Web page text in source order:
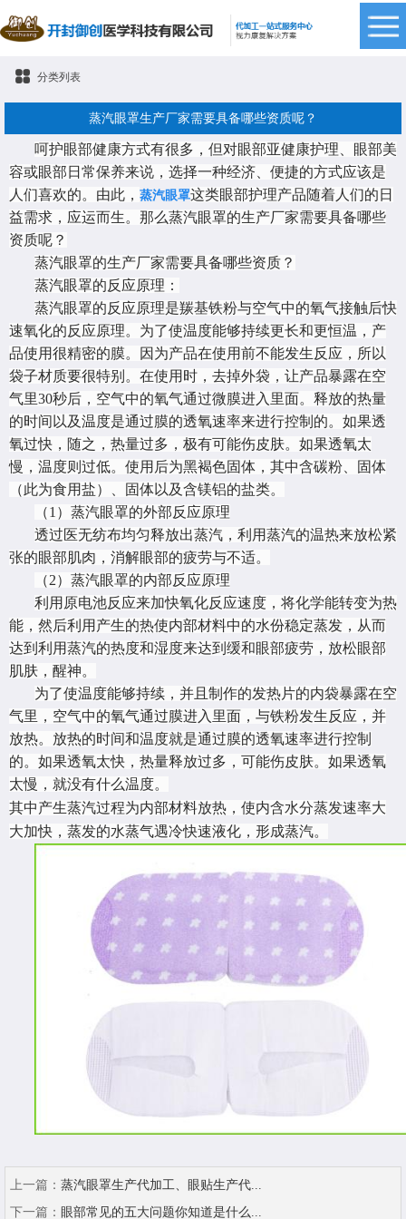
分类列表
蒸汽眼罩生产厂家需要具备哪些资质呢？
呵护眼部健康方式有很多，但对眼部亚健康护理、眼部美
容或眼部日常保养来说，选择一种经济、便捷的方式应该是
人们喜欢的。由此， 蒸汽眼罩这类眼部护理产品随着人们的日
益需求，应运而生。那么蒸汽眼罩的生产厂家需要具备哪些
资质呢？
蒸汽眼罩的生产厂家需要具备哪些资质？
蒸汽眼罩的反应原理：
蒸汽眼罩的反应原理是羰基铁粉与空气中的氧气接触后快
速氧化的反应原理。为了使温度能够持续更长和更恒温，产
品使用很精密的膜。因为产品在使用前不能发生反应，所以
袋子材质要很特别。在使用时，去掉外袋，让产品暴露在空
气里30秒后，空气中的氧气通过微膜进入里面。释放的热量
的时间以及温度是通过膜的透氧速率来进行控制的。如果透
氧过快，随之，热量过多，极有可能伤皮肤。如果透氧太
慢，温度则过低。使用后为黑褐色固体，其中含碳粉、固体
（此为食用盐）、固体以及含镁铝的盐类。
（1）蒸汽眼罩的外部反应原理
透过医无纺布均匀释放出蒸汽，利用蒸汽的温热来放松紧
张的眼部肌肉，消解眼部的疲劳与不适。
（2）蒸汽眼罩的内部反应原理
利用原电池反应来加快氧化反应速度，将化学能转变为热
能，然后利用产生的热使内部材料中的水份稳定蒸发，从而
达到利用蒸汽的热度和湿度来达到缓和眼部疲劳，放松眼部
肌肤，醒神。
为了使温度能够持续，并且制作的发热片的内袋暴露在空
气里，空气中的氧气通过膜进入里面，与铁粉发生反应，并
放热。放热的时间和温度就是通过膜的透氧速率进行控制
的。如果透氧太快，热量释放过多，可能伤皮肤。如果透氧
太慢，就没有什么温度。
其中产生蒸汽过程为内部材料放热，使内含水分蒸发速率大
大加快，蒸发的水蒸气遇冷快速液化，形成蒸汽。
上一篇： 蒸汽眼罩生产代加工、眼贴生产代...
下一篇： 眼部常见的五大问题你知道是什么...